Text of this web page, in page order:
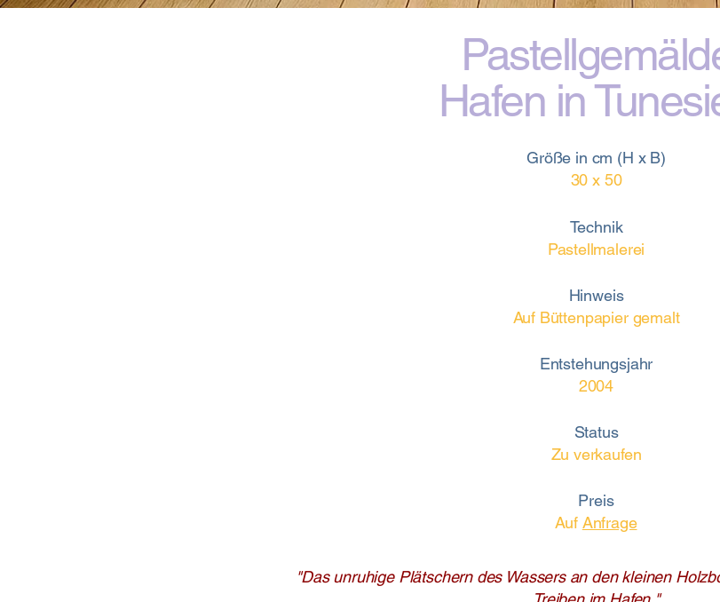
Hafen in
Größe in cm (H x B)
30 x 50
Technik
Pastellmalerei
Hinweis
Auf Büttenpapier gemalt
Entstehungsjahr
2004
Status
Zu verkaufen
Preis
Auf Anfrage
"Das unruhige Plätschern des Wassers an den kleinen